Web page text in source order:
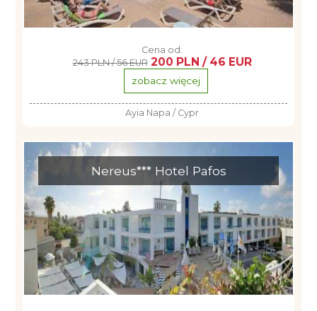
Cena od:
243 PLN / 56 EUR 200 PLN / 46 EUR
zobacz więcej
Ayia Napa / Cypr
Nereus*** Hotel Pafos